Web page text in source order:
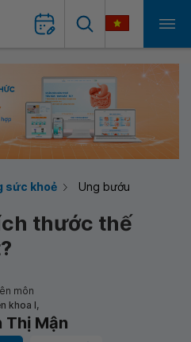
sức khoẻ Ung bướu
thước thế
môn
khoa I,
Thị Mận